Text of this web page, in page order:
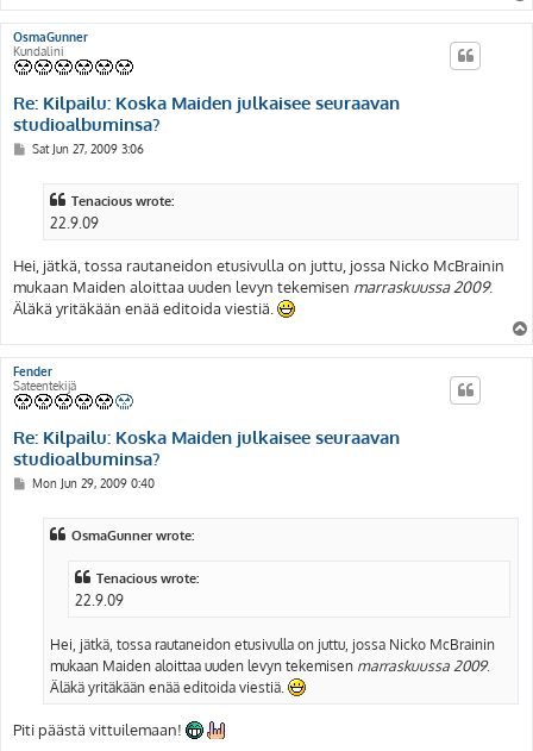
OsmaGunner
Kundalini
Re: Kilpailu: Koska Maiden julkaisee seuraavan
studioalbuminsa?
PSat Jun 27, 2009 3:06
Tenacious wrote:
22.9.09
Hei, jätkä, tossa rautaneidon etusivulla on juttu, jossa Nicko McBrainin
mukaan Maiden aloittaa uuden levyn tekemisen marraskuussa 2009.
Äläkä yritäkään enää editoida viestiä.
Fender
Sateentekijä
Re: Kilpailu: Koska Maiden julkaisee seuraavan
studioalbuminsa?
PMon Jun 29, 2009 0:40
OsmaGunner wrote:
Tenacious wrote:
22.9.09
Hei, jätkä, tossa rautaneidon etusivulla on juttu, jossa Nicko McBrainin
mukaan Maiden aloittaa uuden levyn tekemisen marraskuussa 2009.
Äläkä yritäkään enää editoida viestiä.
Piti päästä vittuilemaan!